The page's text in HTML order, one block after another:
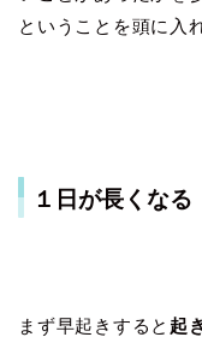
ということを頭に入
１日が長くなる
まず早起きすると 起